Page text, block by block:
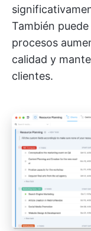
También
procesos
calidad y
clientes.